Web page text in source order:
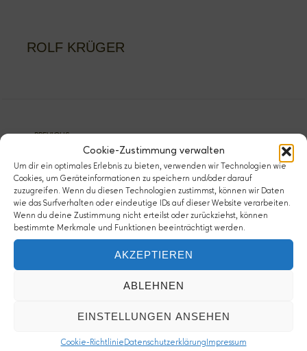
Cookie-Zustimmung verwalten
Um dir ein optimales Erlebnis zu bieten, verwenden wir Technologien wie
Cookies, um Geräteinformationen zu speichern und/oder darauf
zuzugreifen. Wenn du diesen Technologien zustimmst, können wir Daten
wie das Surfverhalten oder eindeutige IDs auf dieser Website verarbeiten.
Wenn du deine Zustimmung nicht erteilst oder zurückziehst, können
bestimmte Merkmale und Funktionen beeinträchtigt werden.
AKZEPTIEREN
ABLEHNEN
EINSTELLUNGEN ANSEHEN
Cookie-Richtlinie Datenschutzerklärung Impressum
ROLF KRÜGER
PREVIOUS
Emergent Deutschland
Bleib wach!
Hol dir den Kaffee-Newsletter: